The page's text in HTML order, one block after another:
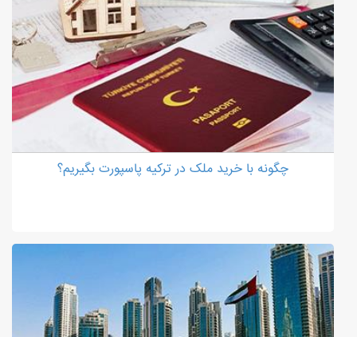
چگونه با خرید ملک در ترکیه پاسپورت بگیریم؟